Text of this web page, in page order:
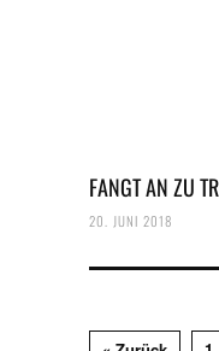
FANGT AN ZU
20. JUNI 2018